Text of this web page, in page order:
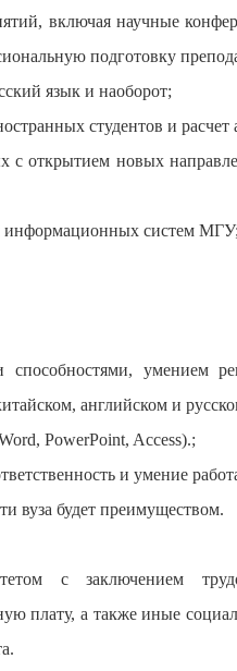
включая научные
подготовку
язык и наоборот;
студентов и расчет
с открытием новых
информационных систем МГУ;
умением
английском и
PowerPoint, Access).;
и умение
вуза будет преимуществом.
с заключением
плату, а также иные